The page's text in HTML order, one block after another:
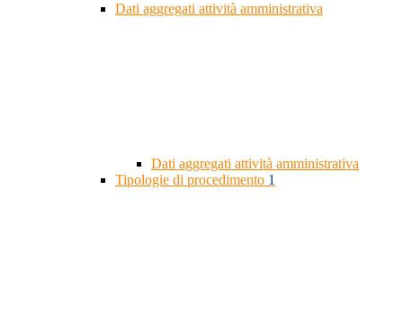
Dati aggregati attività amministrativa
Dati aggregati attività amministrativa
Tipologie di procedimento 1